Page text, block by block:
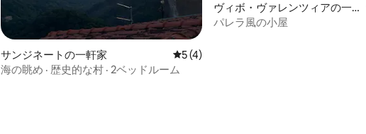
サンジネートの一軒家 レビュー4件、5つ星中5つ星の平均評価
5 (4)
海の眺め · 歴史的な村 · 2ベッドルーム
ヴィボ・ヴァレンツィアの一
軒家
パレラ風の小屋